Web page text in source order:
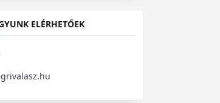
ELÉRHETŐEK